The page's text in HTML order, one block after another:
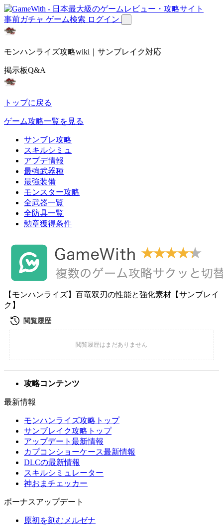
事前ガチャ ゲーム検索 ログイン
モンハンライズ攻略wiki｜サンブレイク対応
掲示板Q&A
トップに戻る
ゲーム攻略一覧を見る
サンブレ攻略
スキルシミュ
アプデ情報
最強武器種
最強装備
モンスター攻略
全武器一覧
全防具一覧
勲章獲得条件
【モンハンライズ】百竜双刃の性能と強化素材【サンブレイ
ク】
攻略コンテンツ
最新情報
モンハンライズ攻略トップ
サンブレイク攻略トップ
アップデート最新情報
カプコンショーケース最新情報
DLCの最新情報
スキルシミュレーター
神おまチェッカー
ボーナスアップデート
原初を刻むメルゼナ